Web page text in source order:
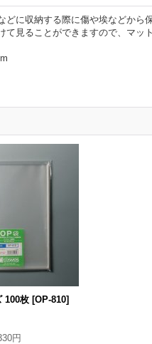
どに収納する際に傷や埃などから
て見ることができますので、マ
100枚 [OP-810]
円